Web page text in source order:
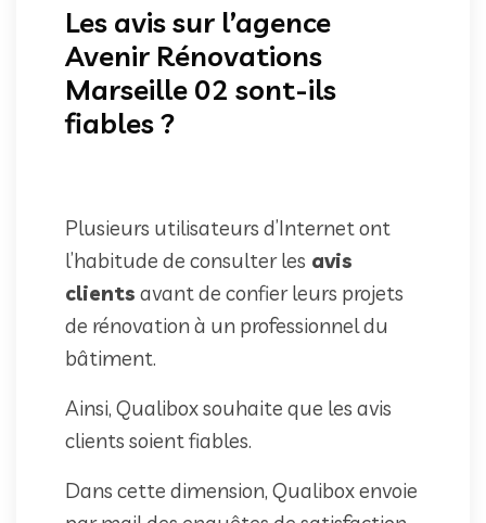
Les avis sur l’agence
Avenir Rénovations
Marseille 02 sont-ils
fiables ?
Plusieurs utilisateurs d’Internet ont
l’habitude de consulter les avis
clients avant de confier leurs projets
de rénovation à un professionnel du
bâtiment.
Ainsi, Qualibox souhaite que les avis
clients soient fiables.
Dans cette dimension, Qualibox envoie